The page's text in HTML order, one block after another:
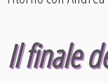
Il finale